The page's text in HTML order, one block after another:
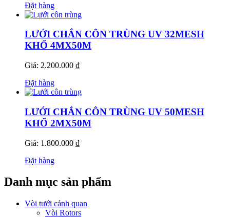
Đặt hàng
LƯỚI CHẮN CÔN TRÙNG UV 32MESH
KHỔ 4MX50M
Giá: 2.200.000 ₫
Đặt hàng
LƯỚI CHẮN CÔN TRÙNG UV 50MESH
KHỔ 2MX50M
Giá: 1.800.000 ₫
Đặt hàng
Danh mục sản phẩm
Vòi tưới cảnh quan
Vòi Rotors